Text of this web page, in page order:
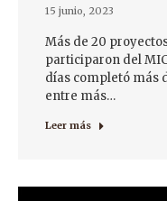
15 junio, 2023
Más de 20
participaron del
días completó más
entre más…
Leer más